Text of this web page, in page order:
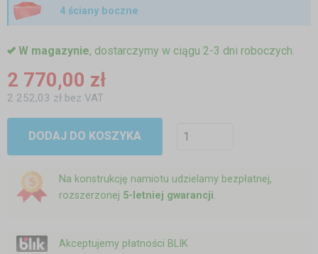
4 ściany boczne
W magazynie, dostarczymy w ciągu 2-3 dni roboczych.
2 770,00 zł
2 252,03 zł bez VAT
DODAJ DO KOSZYKA
Na konstrukcję namiotu udzielamy bezpłatnej,
rozszerzonej 5-letniej gwarancji.
Akceptujemy płatności BLIK